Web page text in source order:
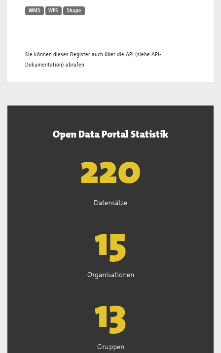
WMS WFS Shape
Sie können dieses Register auch über die API (siehe API-
Dokumentation) abrufen.
Open Data Portal Statistik
221
Datensätze
15
Organisationen
13
Gruppen